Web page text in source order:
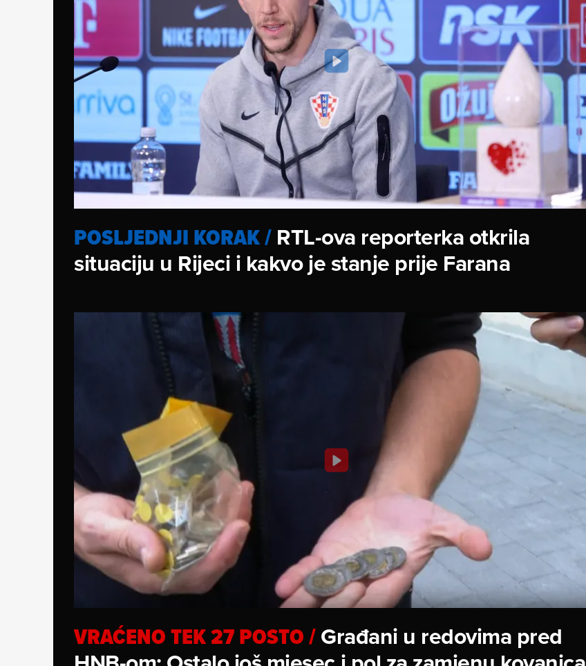
POSLJEDNJI KORAK/RTL-ova reporterka otkrila
situaciju u Rijeci i kakvo je stanje prije Farana
VRAĆENO TEK 27 POSTO/Građani u redovima pred